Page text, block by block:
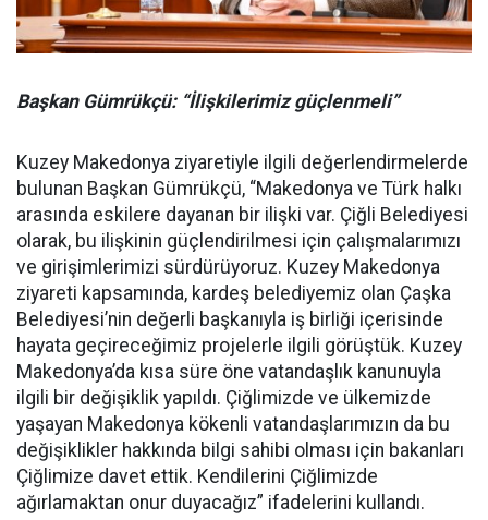
Başkan Gümrükçü: “İlişkilerimiz güçlenmeli”
Kuzey Makedonya ziyaretiyle ilgili değerlendirmelerde
bulunan Başkan Gümrükçü, “Makedonya ve Türk halkı
arasında eskilere dayanan bir ilişki var. Çiğli Belediyesi
olarak, bu ilişkinin güçlendirilmesi için çalışmalarımızı
ve girişimlerimizi sürdürüyoruz. Kuzey Makedonya
ziyareti kapsamında, kardeş belediyemiz olan Çaşka
Belediyesi’nin değerli başkanıyla iş birliği içerisinde
hayata geçireceğimiz projelerle ilgili görüştük. Kuzey
Makedonya’da kısa süre öne vatandaşlık kanunuyla
ilgili bir değişiklik yapıldı. Çiğlimizde ve ülkemizde
yaşayan Makedonya kökenli vatandaşlarımızın da bu
değişiklikler hakkında bilgi sahibi olması için bakanları
Çiğlimize davet ettik. Kendilerini Çiğlimizde
ağırlamaktan onur duyacağız” ifadelerini kullandı.